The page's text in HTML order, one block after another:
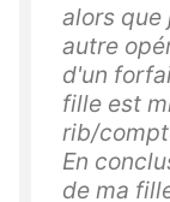
alors que
autre
d'un
fille est
rib/
En
de ma